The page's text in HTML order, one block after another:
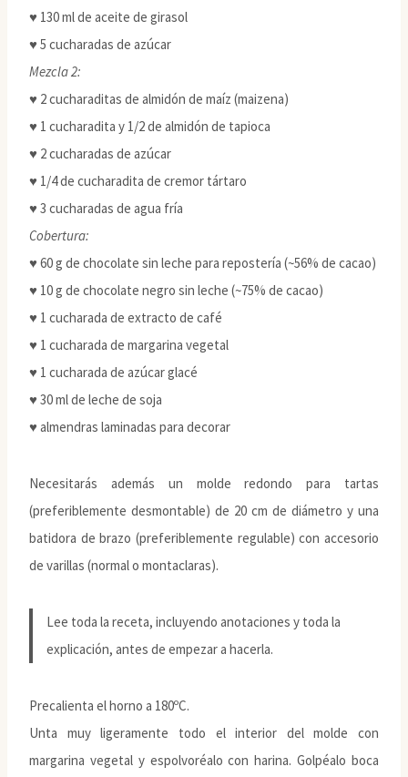
♥ 130 ml de aceite de girasol
♥ 5 cucharadas de azúcar
Mezcla 2:
♥ 2 cucharaditas de almidón de maíz (maizena)
♥ 1 cucharadita y 1/2 de almidón de tapioca
♥ 2 cucharadas de azúcar
♥ 1/4 de cucharadita de cremor tártaro
♥ 3 cucharadas de agua fría
Cobertura:
♥ 60 g de chocolate sin leche para repostería (~56% de cacao)
♥ 10 g de chocolate negro sin leche (~75% de cacao)
♥ 1 cucharada de extracto de café
♥ 1 cucharada de margarina vegetal
♥ 1 cucharada de azúcar glacé
♥ 30 ml de leche de soja
♥ almendras laminadas para decorar
Necesitarás además un molde redondo para tartas
(preferiblemente desmontable) de 20 cm de diámetro y una
batidora de brazo (preferiblemente regulable) con accesorio
de varillas (normal o montaclaras).
Lee toda la receta, incluyendo anotaciones y toda la
explicación, antes de empezar a hacerla.
Precalienta el horno a 180ºC.
Unta muy ligeramente todo el interior del molde con
margarina vegetal y espolvoréalo con harina. Golpéalo boca